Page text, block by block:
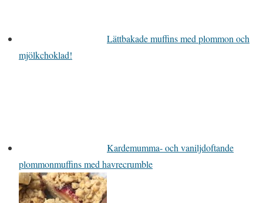
Lättbakade muffins med plommon och
mjölkchoklad!
Kardemumma- och vaniljdoftande
plommonmuffins med havrecrumble